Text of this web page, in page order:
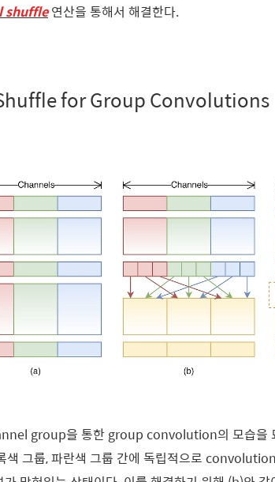
shuffle연산을 통해서 해결한다.
for Group Convolutions
group을 통한 group convolution의 모습을
색 그룹, 파란색 그룹 간에 독립적으로